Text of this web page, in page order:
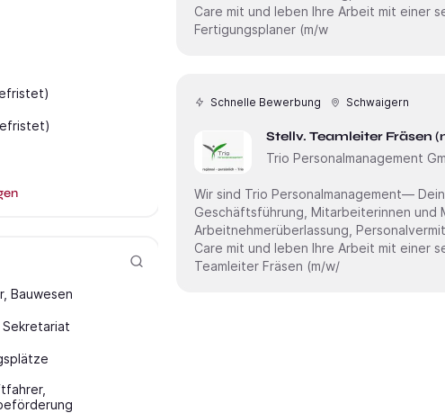
Care mit und leben Ihre Arbeit mit einer sehr
Fertigungsplaner (m/w
Schnelle Bewerbung Schwaigern
Stellv. Teamleiter Fräsen
Trio Personalmanagement
Wir sind Trio Personalmanagement— Dein
Geschäftsführung, Mitarbeiterinnen und
Arbeitnehmerüberlassung,
Care mit und leben Ihre Arbeit mit einer
Teamleiter Fräsen (m/w/
Bauwesen